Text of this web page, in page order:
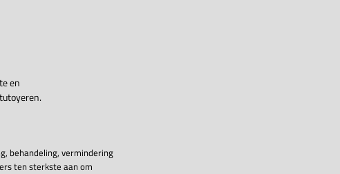
en
behandeling, vermindering
ten sterkste aan om